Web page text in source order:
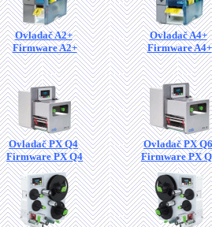
Ovladač A2+
Firmware A2+
Ovladač A4+
Firmware A4+
Ovladač PX Q4
Firmware PX Q4
Ovladač PX Q6
Firmware PX